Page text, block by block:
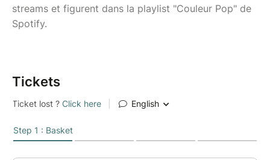
streams et figurent dans la playlist "Couleur Pop" de
Spotify.
Tickets